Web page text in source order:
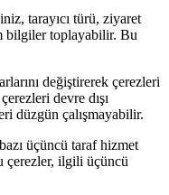
tarayıcı türü, ziyaret
bilgiler toplayabilir. Bu
değiştirerek çerezleri
devre dışı
düzgün çalışmayabilir.
üçüncü taraf hizmet
çerezler, ilgili üçüncü